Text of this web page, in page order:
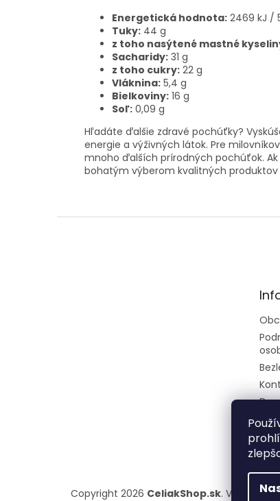
Energetická hodnota: 2469 kJ /
Tuky: 44 g
z toho nasýtené mastné
Sacharidy: 31 g
z toho cukry: 22 g
Vláknina: 5,4 g
Bielkoviny: 16 g
Soľ: 0,09 g
Hľadáte ďalšie zdravé pochúťky?
energie a výživných látok. Pre
mnoho ďalších prírodných pochúťok.
bohatým výberom kvalitných produktov
Copyright 2026 CeliakShop.sk. Všetky